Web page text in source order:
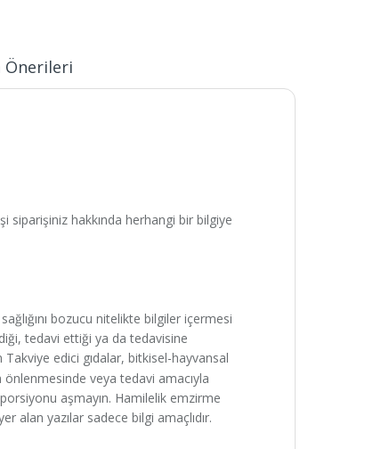
Önerileri
siparişiniz hakkında herhangi bir bilgiye
bozucu nitelikte bilgiler içermesi
tedavi ettiği ya da tedavisine
Takviye edici gıdalar, bitkisel-hayvansal
önlenmesinde veya tedavi amacıyla
aşmayın. Hamilelik emzirme
alan yazılar sadece bilgi amaçlıdır.